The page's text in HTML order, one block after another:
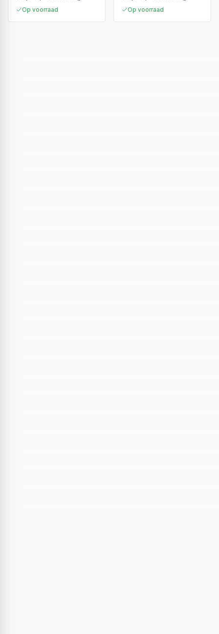
Op voorraad Op voorraad